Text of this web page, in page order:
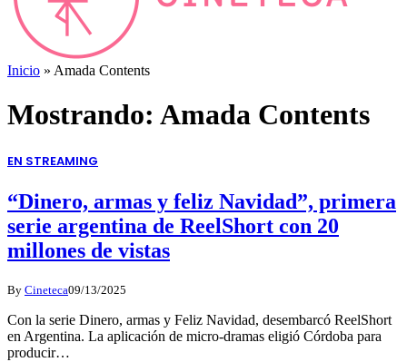
Inicio » Amada Contents
Mostrando: Amada Contents
EN STREAMING
“Dinero, armas y feliz Navidad”, primera
serie argentina de ReelShort con 20
millones de vistas
By Cineteca09/13/2025
Con la serie Dinero, armas y Feliz Navidad, desembarcó ReelShort
en Argentina. La aplicación de micro-dramas eligió Córdoba para
producir…